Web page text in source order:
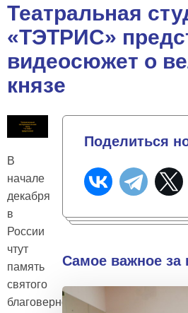
Театральная
«ТЭТРИС»
видеосюжет о
князе
В
начале
декабря
в
России
чтут
память
святого
благоверного
Поделиться
Самое важное за